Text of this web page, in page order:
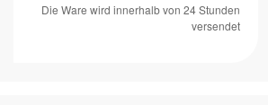
Die Ware wird innerhalb von 24 Stunden
versendet